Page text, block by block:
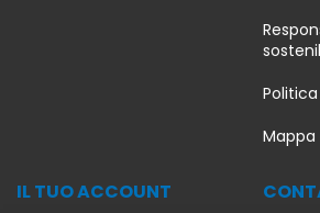
Mappa
IL TUO ACCOUNT